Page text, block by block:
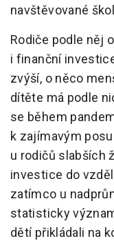
navštěvované
Rodiče podle něj
i finanční
zvýší, o něco
dítěte má podle
se během
k zajímavým
u rodičů slabších
investice do
zatímco u
statisticky
dětí přikládali na